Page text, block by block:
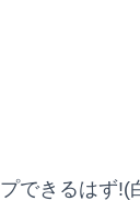
できるはず!(